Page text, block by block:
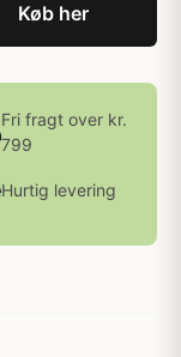
Køb her
Fri fragt over kr.
799
Hurtig levering